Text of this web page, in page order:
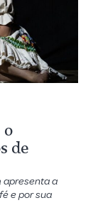
o
de
apresenta a
e por sua